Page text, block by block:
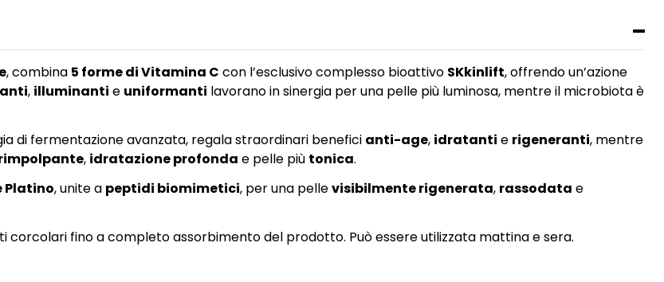
, combina 5 forme di Vitamina C con l’esclusivo complesso bioattivo SKkinlift, offrendo un’azione
, illuminanti e uniformanti lavorano in sinergia per una pelle più luminosa, mentre il microbiota è
di fermentazione avanzata, regala straordinari benefici anti-age, idratanti e rigeneranti, mentre
, idratazione profonda e pelle più tonica.
Platino, unite a peptidi biomimetici, per una pellevisibilmente rigenerata, rassodata e
corcolari fino a completo assorbimento del prodotto. Può essere utilizzata mattina e sera.